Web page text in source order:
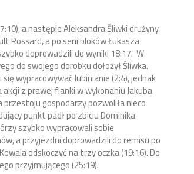
a następie Aleksandra Śliwki drużyny
Rossard, a po serii bloków Łukasza
doprowadzili do wyniki 18:17. W
do swojego dorobku dołożył Śliwka.
wypracowywać lubinianie (2:4), jednak
z prawej flanki w wykonaniu Jakuba
przestoju gospodarzy pozwoliła nieco
punkt padł po zbiciu Dominika
szybko wypracowali sobie
a przyjezdni doprowadzili do remisu po
odskoczyć na trzy oczka (19:16). Do
przyjmującego (25:19).